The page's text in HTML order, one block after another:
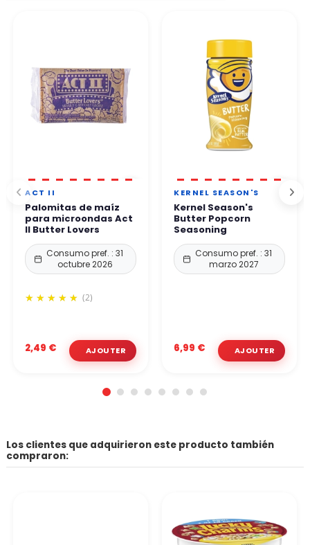
ACT II
Palomitas de maíz
para microondas Act
II Butter Lovers
Consumo pref. : 31
octubre 2026
(2)
2,49 €
KERNEL SEASON'S
Kernel Season's
Butter Popcorn
Seasoning
Consumo pref. : 31
marzo 2027
6,99 €
Los clientes que adquirieron este producto también
compraron: